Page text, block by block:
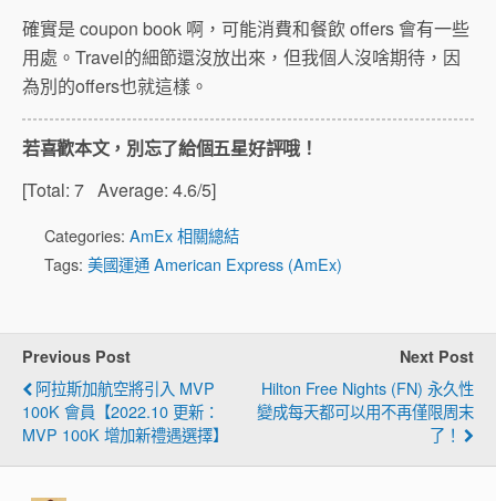
確實是 coupon book 啊，可能消費和餐飲 offers 會有一些
用處。Travel的細節還沒放出來，但我個人沒啥期待，因
為別的offers也就這樣。
若喜歡本文，別忘了給個五星好評哦！
[Total: 7 Average: 4.6/5]
Categories: AmEx 相關總結
Tags: 美國運通 American Express (AmEx)
Previous Post
阿拉斯加航空將引入 MVP
100K 會員【2022.10 更新：
MVP 100K 增加新禮遇選擇】
Next Post
Hilton Free Nights (FN) 永久性
變成每天都可以用不再僅限周末
了！